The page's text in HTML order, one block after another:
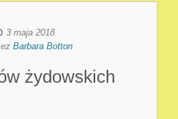
3 maja 2018
Barbara Botton
żydowskich